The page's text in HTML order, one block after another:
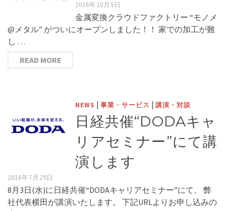
2016年10月5日
金属変換クラウドファクトリー “モノメ
@メタル” がついにオープンしました！！ 家での加工が難
し …
READ MORE
NEWS |事業・サービス |講演・対談
日経共催“DODAキャ
リアセミナー”にて講
演します
2016年7月29日
8月3日(水)に日経共催“DODAキャリアセミナー”にて、 弊
社代表横田が講演いたします。 下記URLよりお申し込みの